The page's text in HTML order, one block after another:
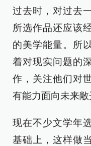
过去时，对过去
所选作品还应该
的美学能量。所
着对现实问题的
作，关注他们对
有能力面向未来敞
现在不少文学年
基础上，这样做